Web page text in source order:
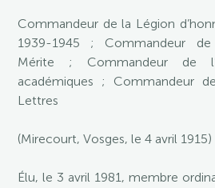
Commandeur de la Légion
1939-1945 ; Commandeur
Mérite ; Commandeur de
académiques ; Commandeur
Lettres
(Mirecourt, Vosges, le 4 avril 1915)
Élu, le 3 avril 1981, membre